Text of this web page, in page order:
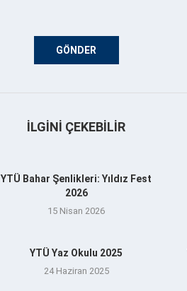
İLGINI ÇEKEBILIR
YTÜ Bahar Şenlikleri: Yıldız Fest
2026
15 Nisan 2026
YTÜ Yaz Okulu 2025
24 Haziran 2025